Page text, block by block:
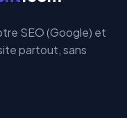
SEO (Google) et
partout, sans